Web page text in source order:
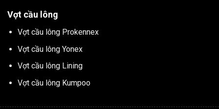
Vợt cầu lông
Vợt cầu lông Prokennex
Vợt cầu lông Yonex
Vợt cầu lông Lining
Vợt cầu lông Kumpoo